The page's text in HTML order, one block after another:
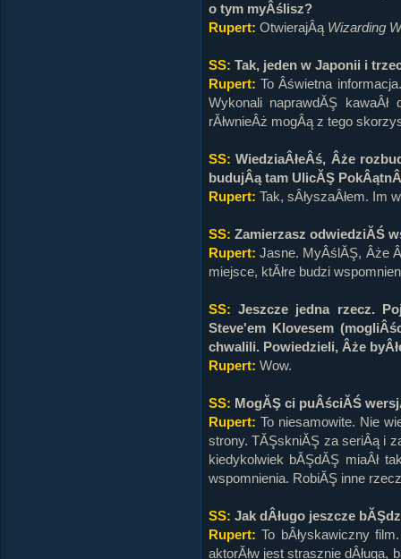
o tym myÂślisz?
Rupert: OtwierajÂą Wizarding
SS: Tak, jeden w Japonii i
Rupert: To Âświetna
Wykonali naprawdĂŞ
rĂłwnieÂż mogÂą z tego
SS: WiedziaÂłeÂś, Âże
budujÂą tam UlicĂŞ
Rupert: Tak, sÂłyszaÂłem. Im
SS: Zamierzasz odwiedziĂŚ
Rupert: Jasne. MyÂślĂŞ, Âże
miejsce, ktĂłre budzi
SS: Jeszcze jedna rzecz.
Steve'em Klovesem
chwalili. Powiedzieli, Âże
Rupert: Wow.
SS: MogĂŞ ci puÂściĂŚ
Rupert: To niesamowite. Nie
strony. TĂŞskniĂŞ za seriÂą i
kiedykolwiek bĂŞdĂŞ miaÂł
wspomnienia. RobiĂŞ inne
SS: Jak dÂługo jeszcze
Rupert: To bÂłyskawiczny
aktorĂłw jest strasznie